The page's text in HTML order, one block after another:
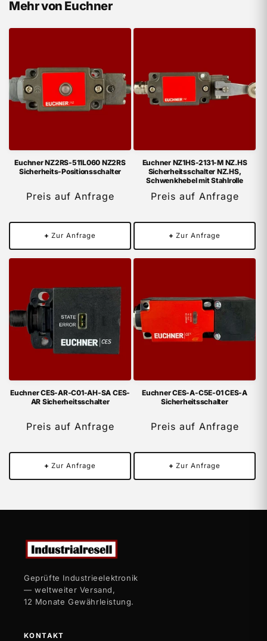
Mehr von Euchner
Euchner NZ2RS-511L060 NZ2RS
Sicherheits-Positionsschalter
Preis auf Anfrage
+ Zur Anfrage
Euchner NZ1HS-2131-M NZ.HS
Sicherheitsschalter NZ.HS,
Schwenkhebel mit Stahlrolle
Preis auf Anfrage
+ Zur Anfrage
Euchner CES-AR-C01-AH-SA CES-
AR Sicherheitsschalter
Preis auf Anfrage
+ Zur Anfrage
Euchner CES-A-C5E-01 CES-A
Sicherheitsschalter
Preis auf Anfrage
+ Zur Anfrage
Geprüfte Industrieelektronik
— weltweiter Versand,
12 Monate Gewährleistung.
KONTAKT